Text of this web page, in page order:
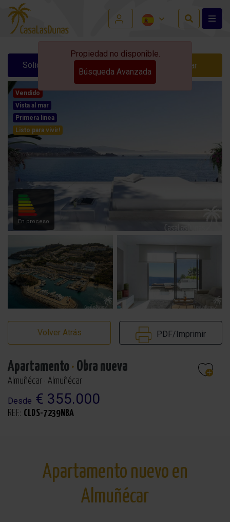
Solicitar información Contactar
Propiedad no disponible.
Búsqueda Avanzada
Vendido
Vista al mar
Primera linea
Listo para vivir!
En proceso
Volver Atrás PDF/Imprimir
Apartamento· Obra nueva
Almuñécar · Almuñécar
Desde € 355.000
REF.: CLDS-7239NBA
Apartamento nuevo en
Almuñécar